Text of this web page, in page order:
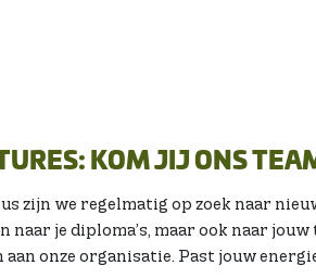
KOM JIJ ONS
zijn we regelmatig op zoek naar
naar je diploma’s, maar ook naar
onze organisatie. Past jouw